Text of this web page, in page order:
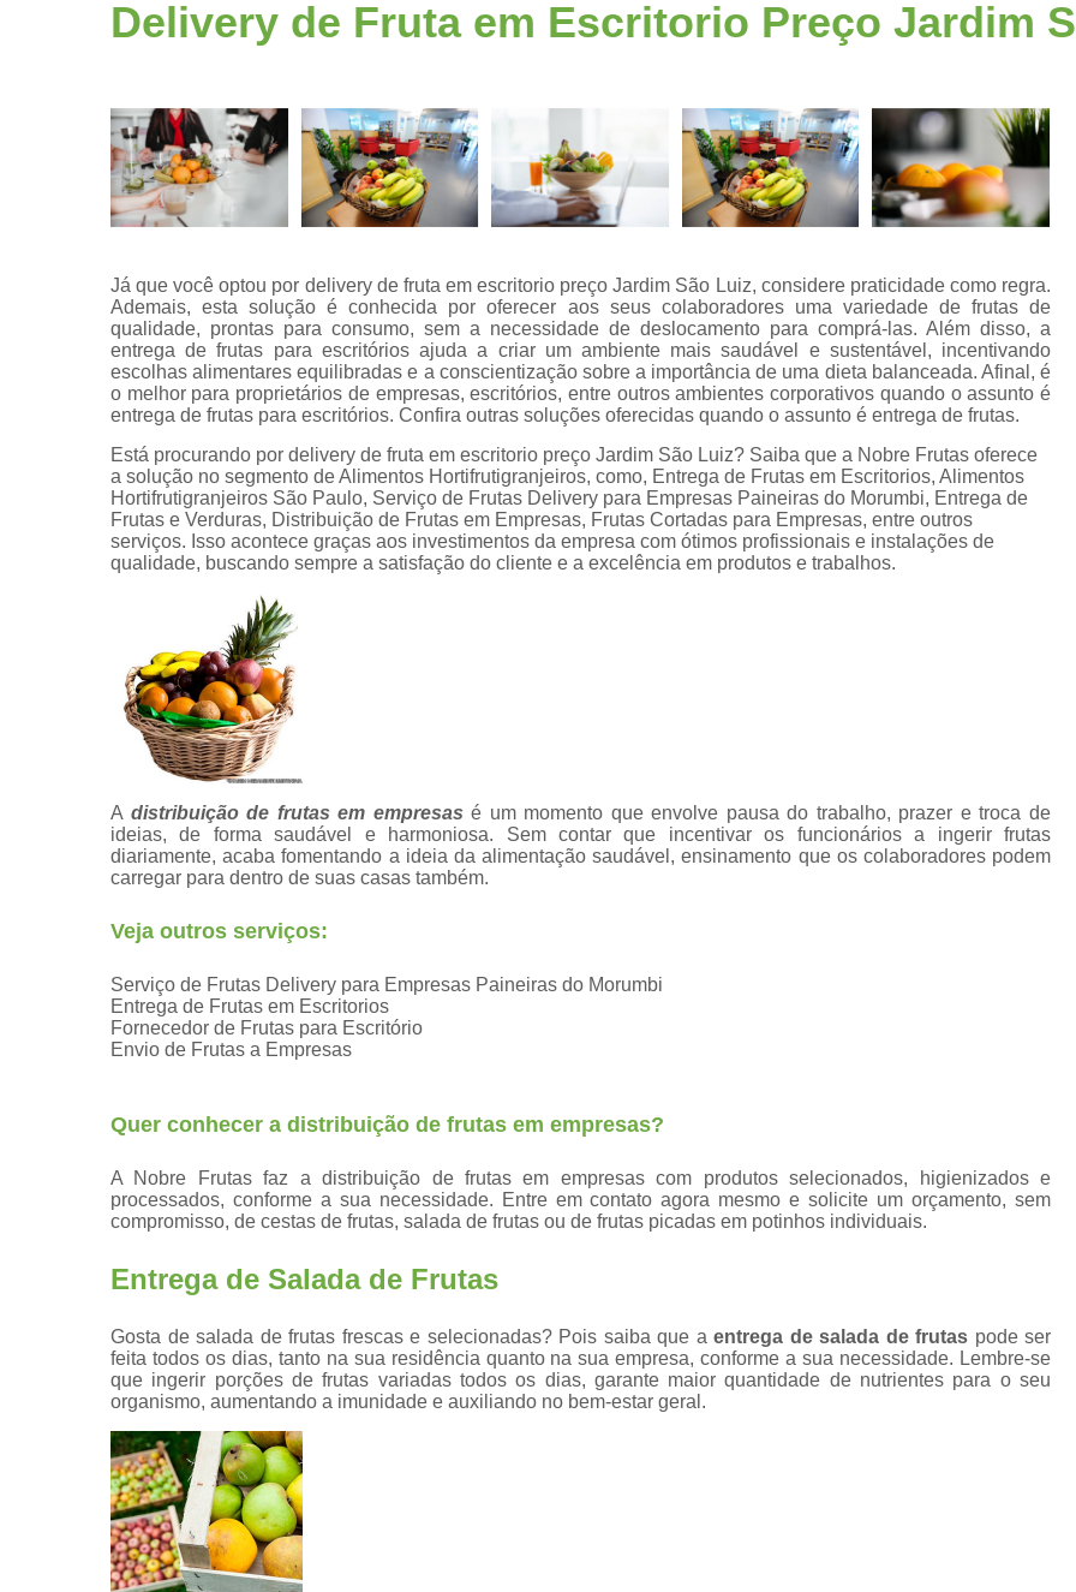
higienizada
Frutas
congeladas
Frutas
cortadas
processadas
Kit lanche
Potes de
frutas
Saladas de
frutas para
empresas
Fornecimento de Frutas para Escritórios
Frutas Selecionadas
Serviço de Delivery de Frutas
Entrega de Frutas e Verduras
Entrega de Frutas em Escritorios
Entrega de Frutas Processadas
Delivery de Frutas para Empresas Santos
Entrega de Frutas
Entrega de Frutas
Entrega Diária de
Entrega Semanal de
Fornecimento de
Fornecimento de
Fornecimento Semanal
Entrega de Frutas para Escritório
Frutas Higienizadas no Pote
Entrega de Frutas a Empresas
Entrega
Delivery de Fruta em Escritorio Preço Jardim
Já que você optou por delivery de fruta em escritorio preço Jardim São Luiz, considere praticidade como regra.
Ademais, esta solução é conhecida por oferecer aos seus colaboradores uma variedade de frutas de
qualidade, prontas para consumo, sem a necessidade de deslocamento para comprá-las. Além disso, a
entrega de frutas para escritórios ajuda a criar um ambiente mais saudável e sustentável, incentivando
escolhas alimentares equilibradas e a conscientização sobre a importância de uma dieta balanceada. Afinal, é
o melhor para proprietários de empresas, escritórios, entre outros ambientes corporativos quando o assunto é
entrega de frutas para escritórios. Confira outras soluções oferecidas quando o assunto é entrega de frutas.
Está procurando por delivery de fruta em escritorio preço Jardim São Luiz? Saiba que a Nobre Frutas oferece
a solução no segmento de Alimentos Hortifrutigranjeiros, como, Entrega de Frutas em Escritorios, Alimentos
Hortifrutigranjeiros São Paulo, Serviço de Frutas Delivery para Empresas Paineiras do Morumbi, Entrega de
Frutas e Verduras, Distribuição de Frutas em Empresas, Frutas Cortadas para Empresas, entre outros
serviços. Isso acontece graças aos investimentos da empresa com ótimos profissionais e instalações de
qualidade, buscando sempre a satisfação do cliente e a excelência em produtos e trabalhos.
A distribuição de frutas em empresas é um momento que envolve pausa do trabalho, prazer e troca de
ideias, de forma saudável e harmoniosa. Sem contar que incentivar os funcionários a ingerir frutas
diariamente, acaba fomentando a ideia da alimentação saudável, ensinamento que os colaboradores podem
carregar para dentro de suas casas também.
Veja outros serviços:
Serviço de Frutas Delivery para Empresas Paineiras do Morumbi
Entrega de Frutas em Escritorios
Fornecedor de Frutas para Escritório
Envio de Frutas a Empresas
Quer conhecer a distribuição de frutas em empresas?
A Nobre Frutas faz a distribuição de frutas em empresas com produtos selecionados, higienizados e
processados, conforme a sua necessidade. Entre em contato agora mesmo e solicite um orçamento, sem
compromisso, de cestas de frutas, salada de frutas ou de frutas picadas em potinhos individuais.
Entrega de Salada de Frutas
Gosta de salada de frutas frescas e selecionadas? Pois saiba que a entrega de salada de frutas pode ser
feita todos os dias, tanto na sua residência quanto na sua empresa, conforme a sua necessidade. Lembre-se
que ingerir porções de frutas variadas todos os dias, garante maior quantidade de nutrientes para o seu
organismo, aumentando a imunidade e auxiliando no bem-estar geral.